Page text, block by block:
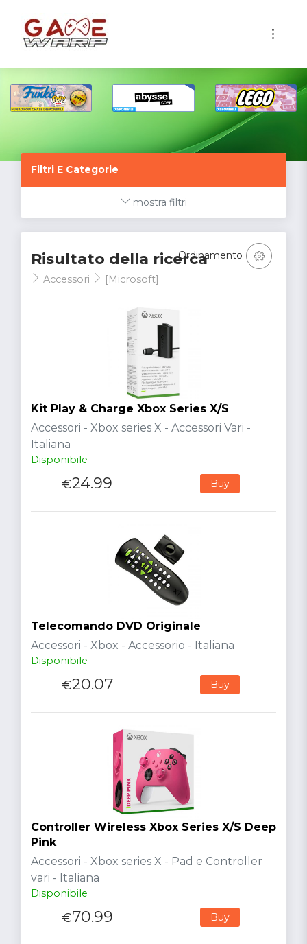
Filtri E Categorie
mostra filtri
Risultato della ricerca
Accessori [Microsoft]
Ordinamento
Kit Play & Charge Xbox Series X/S
Accessori - Xbox series X - Accessori Vari -
Italiana
Disponibile
€24.99 Buy
Telecomando DVD Originale
Accessori - Xbox - Accessorio - Italiana
Disponibile
€20.07 Buy
Controller Wireless Xbox Series X/S Deep
Pink
Accessori - Xbox series X - Pad e Controller
vari - Italiana
Disponibile
€70.99 Buy